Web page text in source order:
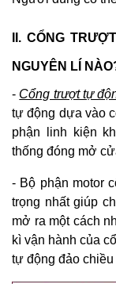
II. CỔNG
NGUYÊN LÍ
- Cổng trượt tự
tự động dựa vào
phận linh kiện
thống đóng mở
- Bộ phận motor
trọng nhất giúp
mở ra một cách
kì vận hành của
tự động đảo